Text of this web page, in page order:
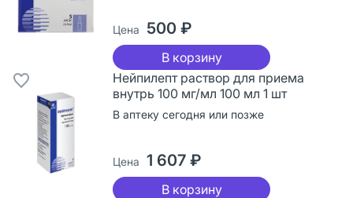
Цена 500 ₽
В корзину
Нейпилепт раствор для приема
внутрь 100 мг/мл 100 мл 1 шт
В аптеку сегодня или позже
Цена 1 607 ₽
В корзину